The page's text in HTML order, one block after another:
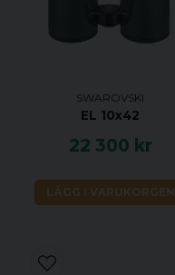
SWAROVSKI
EL 10x42
22 300 kr
LÄGG I VARUKORGEN